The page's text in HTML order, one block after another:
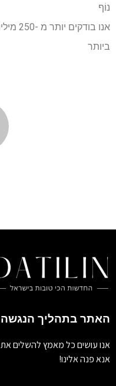
נוֹף
אנו
ביותר
האתר בתהליך הנגשה
אנו עושים כל מאמץ להשלים
אנא פנה אלינו!